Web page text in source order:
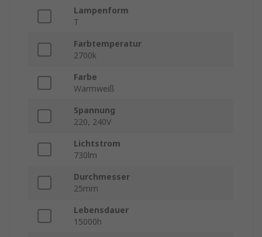
Lampenform
T
Farbtemperatur
2700k
Farbe
Warmweiß
Spannung
220, 240V
Lichtstrom
730lm
Durchmesser
25mm
Lebensdauer
15000h